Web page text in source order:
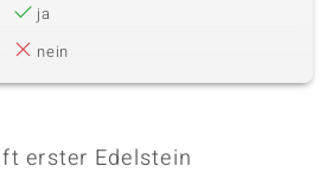
ja
nein
erster Edelstein